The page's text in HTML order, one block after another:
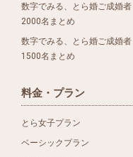
数字でみる、とら婚ご成婚者
2000名まとめ
数字でみる、とら婚ご成婚者
1500名まとめ
料金・プラン
とら女子プラン
ベーシックプラン